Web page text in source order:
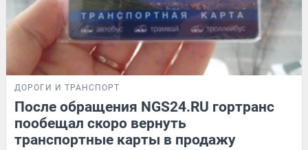
ДОРОГИ И ТРАНСПОРТ
После обращения NGS24.RU гортранс
пообещал скоро вернуть
транспортные карты в продажу